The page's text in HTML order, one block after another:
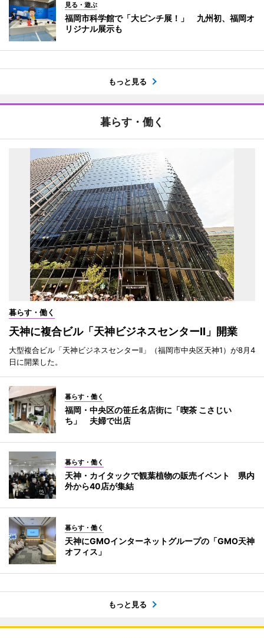
見る・遊ぶ
福岡市科学館で「大ピンチ展！」 九州初、福岡オ
リジナル展示も
もっと見る
暮らす・働く
暮らす・働く
天神に複合ビル「天神ビジネスセンターII」開業
大型複合ビル「天神ビジネスセンターII」（福岡市中央区天神1）が8月4
日に開業した。
暮らす・働く
福岡・中央区の笹丘名店街に「喫茶 こさじい
ち」 夫婦で出店
暮らす・働く
天神・カイタックで観葉植物の販売イベント 県内
外から40店が集結
暮らす・働く
天神にGMOインターネットグループの「GMO天神
オフィス」
もっと見る